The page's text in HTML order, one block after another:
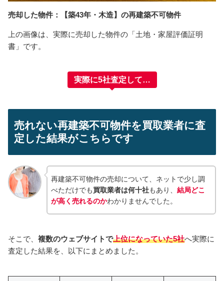
売却した物件：【築43年・木造】の再建築不可物件
上の画像は、実際に売却した物件の「土地・家屋評価証明
書」です。
実際に5社査定して…
売れない再建築不可物件を買取業者に査
定した結果がこちらです
再建築不可物件の売却について、ネットで少し調
べただけでも買取業者は何十社もあり、 結局どこ
が高く売れるのかわかりませんでした。
そこで、 複数のウェブサイトで上位になっていた5社へ実際に
査定した結果を、以下にまとめました。